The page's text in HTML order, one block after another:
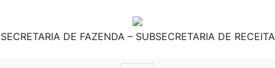
SECRETARIA DE FAZENDA – SUBSECRETARIA DE RECEITA